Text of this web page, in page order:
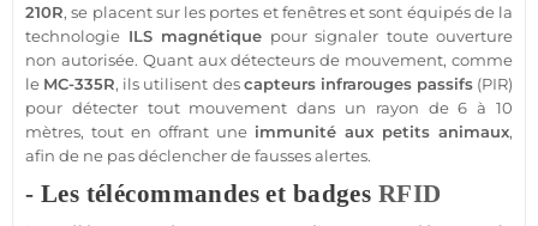
210R, se placent sur les portes et fenêtres et sont équipés de la
technologie ILS magnétique pour signaler toute ouverture
non autorisée. Quant aux détecteurs de mouvement, comme
le MC-335R, ils utilisent descapteurs infrarouges passifs(PIR)
pour détecter tout mouvement dans un rayon de 6 à 10
mètres, tout en offrant une immunité aux petits animaux,
afin de ne pas déclencher de fausses alertes.
- Les télécommandes et badges RFID